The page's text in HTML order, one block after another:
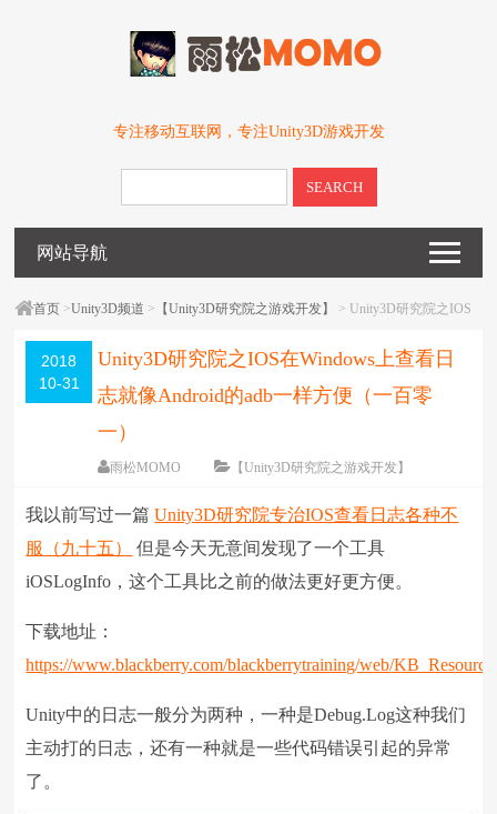
专注移动互联网，专注Unity3D游戏开发
SEARCH
网站导航
首页 >Unity3D频道 > 【Unity3D研究院之游戏开发】
> Unity3D研究院之IOS
2018
10-31
Unity3D研究院之IOS在Windows上查看日
志就像Android的adb一样方便（一百零
一）
雨松MOMO
【Unity3D研究院之游戏开发】
编辑日期：2019-08-07 字体：大中小
我以前写过一篇Unity3D研究院专治IOS查看日志各种不
服（九十五）
但是今天无意间发现了一个工具
iOSLogInfo，这个工具比之前的做法更好更方便。
下载地址：
https://www.blackberry.com/blackberrytraining/web/
Unity中的日志一般分为两种，一种是Debug.Log这种我们
主动打的日志，还有一种就是一些代码错误引起的异常
了。